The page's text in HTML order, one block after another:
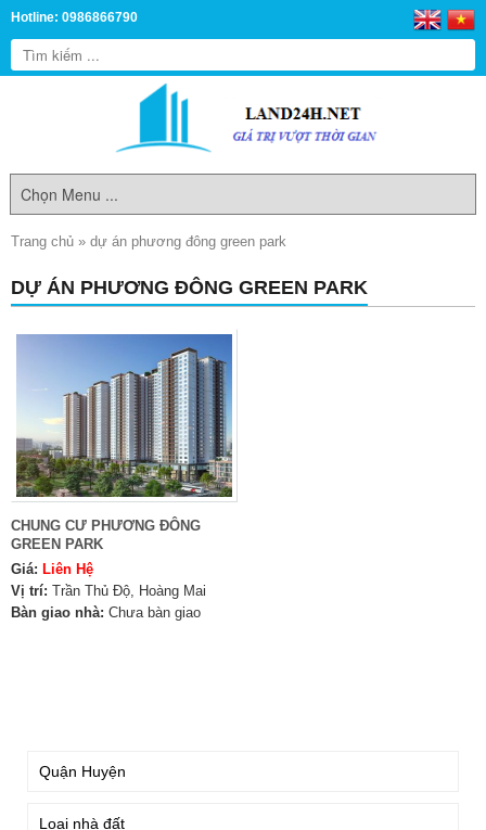
Hotline: 0986866790
Trang chủ » dự án phương đông green park
DỰ ÁN PHƯƠNG ĐÔNG GREEN PARK
CHUNG CƯ PHƯƠNG ĐÔNG
GREEN PARK
Giá: Liên Hệ
Vị trí: Trần Thủ Độ, Hoàng Mai
Bàn giao nhà: Chưa bàn giao